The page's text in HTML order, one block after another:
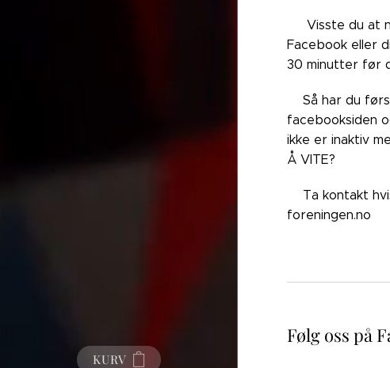
KURV
👉🏼Visste du
Facebook eller
30 minutter før
👉🏼Så har du
facebooksiden
ikke er inaktiv
Å VITE?
👉🏼Ta kontakt
foreningen.no
Følg oss på